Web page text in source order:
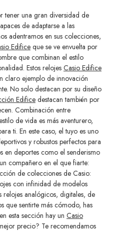
tener una gran diversidad de
de adaptarse a las
adentramos en sus colecciones,
Edificeque se ve envuelta por
que combinan el estilo
Estos relojes Casio Edifice
claro ejemplo de innovación
No solo destacan por su diseño
Edifice destacan también por
Combinación entre
de vida es más aventurero,
ti. En este caso, el tuyo es uno
y robustos perfectos para
en deportes como el senderismo
compañero en el que fiarte:
de colecciones de Casio:
con infinidad de modelos
relojes analógicos, digitales, de
que sentirte más cómodo, has
esta sección hay un Casio
precio? Te recomendamos